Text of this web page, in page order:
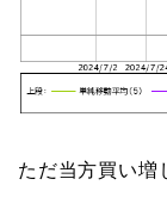
ただ当方買い増